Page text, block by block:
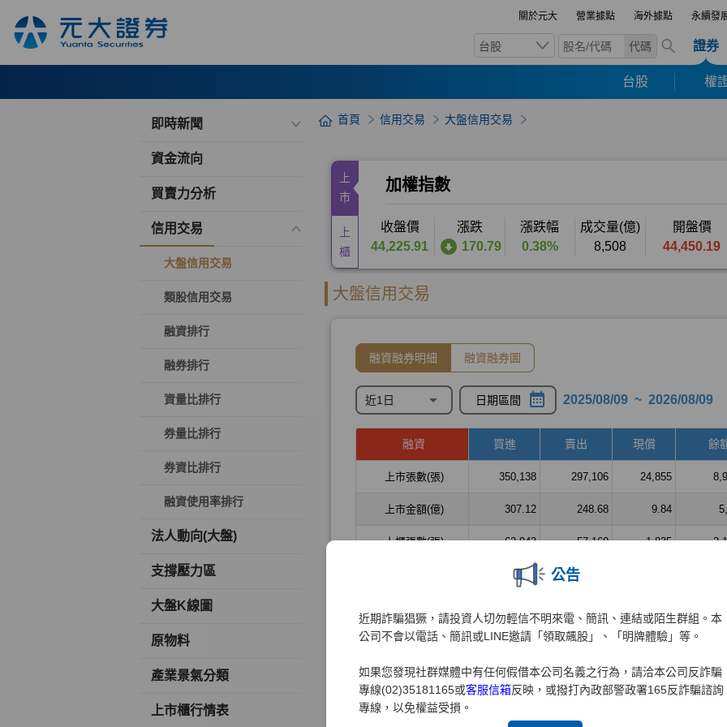
關於元大 營業據點 海外據點 永續發
台股 代碼 證券
台股 權
公告
近期詐騙猖獗，請投資人切勿輕信不明來電、簡訊、連結或陌生群組。本
公司不會以電話、簡訊或LINE邀請「領取飆股」、「明牌體驗」等。
如果您發現社群媒體中有任何假借本公司名義之行為，請洽本公司反詐騙
專線(02)35181165或客服信箱反映，或撥打內政部警政署165反詐騙諮詢
專線，以免權益受損。
即時新聞
資金流向
買賣力分析
信用交易
大盤信用交易
類股信用交易
融資排行
融券排行
資量比排行
券量比排行
券資比排行
融資使用率排行
法人動向(大盤)
支撐壓力區
大盤K線圖
原物料
產業景氣分類
上市櫃行情表
首頁 信用交易 大盤信用交易